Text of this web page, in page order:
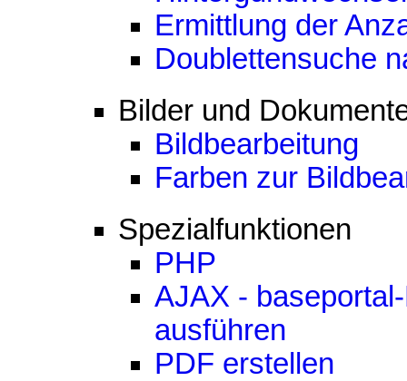
Ermittlung der
Doublettensuche
Bilder und
Bildbearbeitung
Farben zur
Spezialfunktionen
PHP
AJAX -
ausführen
PDF erstellen